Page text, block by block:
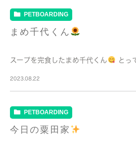
PETBOARDING
まめ千代くん
スープを完食したまめ千代くん とっ
2023.08.22
PETBOARDING
今日の粟田家